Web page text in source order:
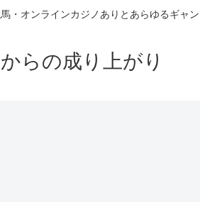
オンラインカジノありとあらゆるギャ
らの成り上がり